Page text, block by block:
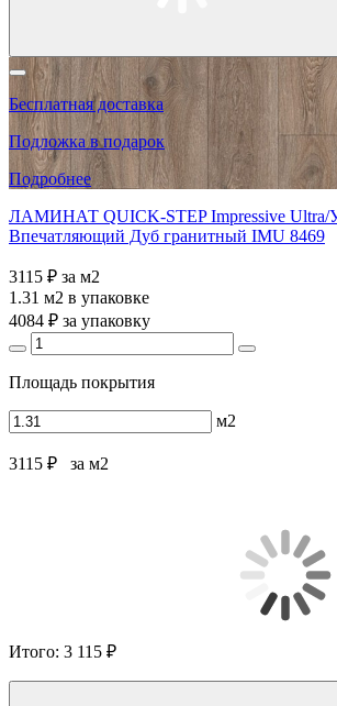
Бесплатная доставка
Подложка в подарок
Подробнее
ЛАМИНАТ QUICK-STEP Impressive Ultra/
Впечатляющий Дуб гранитный IMU 8469
3115 ₽ за м2
1.31 м2 в упаковке
4084 ₽ за упаковку
Площадь покрытия
м2
3115 ₽ за м2
Итого: 3 115 ₽